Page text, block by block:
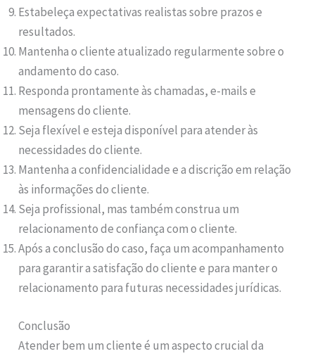
Estabeleça expectativas realistas sobre prazos e
resultados.
Mantenha o cliente atualizado regularmente sobre o
andamento do caso.
Responda prontamente às chamadas, e-mails e
mensagens do cliente.
Seja flexível e esteja disponível para atender às
necessidades do cliente.
Mantenha a confidencialidade e a discrição em relação
às informações do cliente.
Seja profissional, mas também construa um
relacionamento de confiança com o cliente.
Após a conclusão do caso, faça um acompanhamento
para garantir a satisfação do cliente e para manter o
relacionamento para futuras necessidades jurídicas.
Conclusão
Atender bem um cliente é um aspecto crucial da